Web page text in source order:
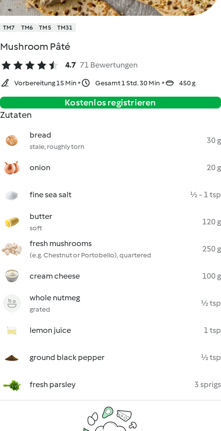
TM7 TM6 TM5 TM31
Mushroom Pâté
4.7 71 Bewertungen
Vorbereitung 15 Min Gesamt 1 Std. 30 Min 450 g
Kostenlos registrieren
Zutaten
bread
stale, roughly torn
30 g
onion 20 g
fine sea salt ½ - 1 tsp
butter
soft
120 g
fresh mushrooms
(e.g. Chestnut or Portobello), quartered
250 g
cream cheese 100 g
whole nutmeg
grated
½ tsp
lemon juice 1 tsp
ground black pepper ½ tsp
fresh parsley 3 sprigs